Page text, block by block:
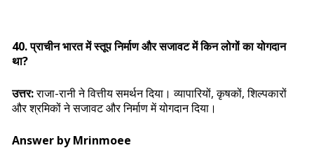
40. प्राचीन भारत में स्तूप निर्माण और सजावट में किन लोगों का योगदान
था?
उत्तर:राजा-रानी ने वित्तीय समर्थन दिया। व्यापारियों, कृषकों, शिल्पकारों
और श्रमिकों ने सजावट और निर्माण में योगदान दिया।
Answer by Mrinmoee